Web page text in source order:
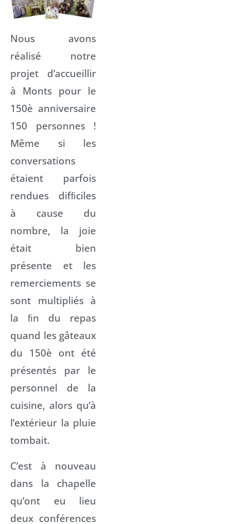
Nous avons
réalisé notre
projet d’accueillir
à Monts pour le
150è anniversaire
150 personnes !
Même si les
conversations
étaient parfois
rendues difﬁciles
à cause du
nombre, la joie
était bien
présente et les
remerciements se
sont multipliés à
la ﬁn du repas
quand les gâteaux
du 150è ont été
présentés par le
personnel de la
cuisine, alors qu’à
l’extérieur la pluie
tombait.
C’est à nouveau
dans la chapelle
qu’ont eu lieu
deux conférences